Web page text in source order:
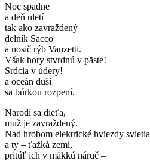
Noc spadne
a deň uletí –
tak ako zavraždený
delník Sacco
a nosič rýb Vanzetti.
Však hory stvrdnú v päste!
Srdcia v údery!
a oceán duší
sa búrkou rozpení.
Narodí sa dieťa,
muž je zavraždený.
Nad hrobom elektrické hviezdy svietia
a ty – ťažká zemi,
pritúľ ich v mäkkú náruč –